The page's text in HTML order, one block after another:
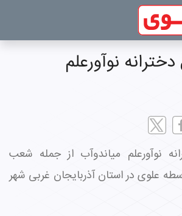
نوآورعلم
نوآورعلم میاندوآب از جمله شعب
علوی در استان آذربایجان غربی شهر